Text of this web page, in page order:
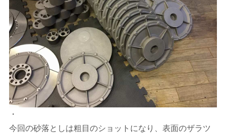
・
今回の砂落としは粗目のショットになり、表面のザラツ